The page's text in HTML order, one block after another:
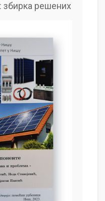
збирка решених